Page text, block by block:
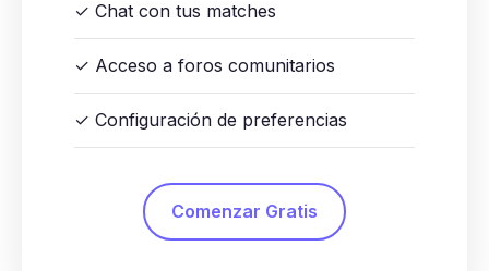
✓ Chat con tus matches
✓ Acceso a foros comunitarios
✓ Configuración de preferencias
Comenzar Gratis